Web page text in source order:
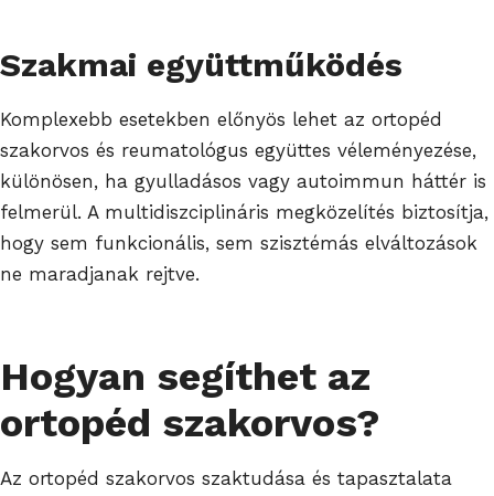
Szakmai együttműködés
Komplexebb esetekben előnyös lehet az ortopéd
szakorvos és reumatológus együttes véleményezése,
különösen, ha gyulladásos vagy autoimmun háttér is
felmerül. A multidiszciplináris megközelítés biztosítja,
hogy sem funkcionális, sem szisztémás elváltozások
ne maradjanak rejtve.
Hogyan segíthet az
ortopéd szakorvos?
Az ortopéd szakorvos szaktudása és tapasztalata